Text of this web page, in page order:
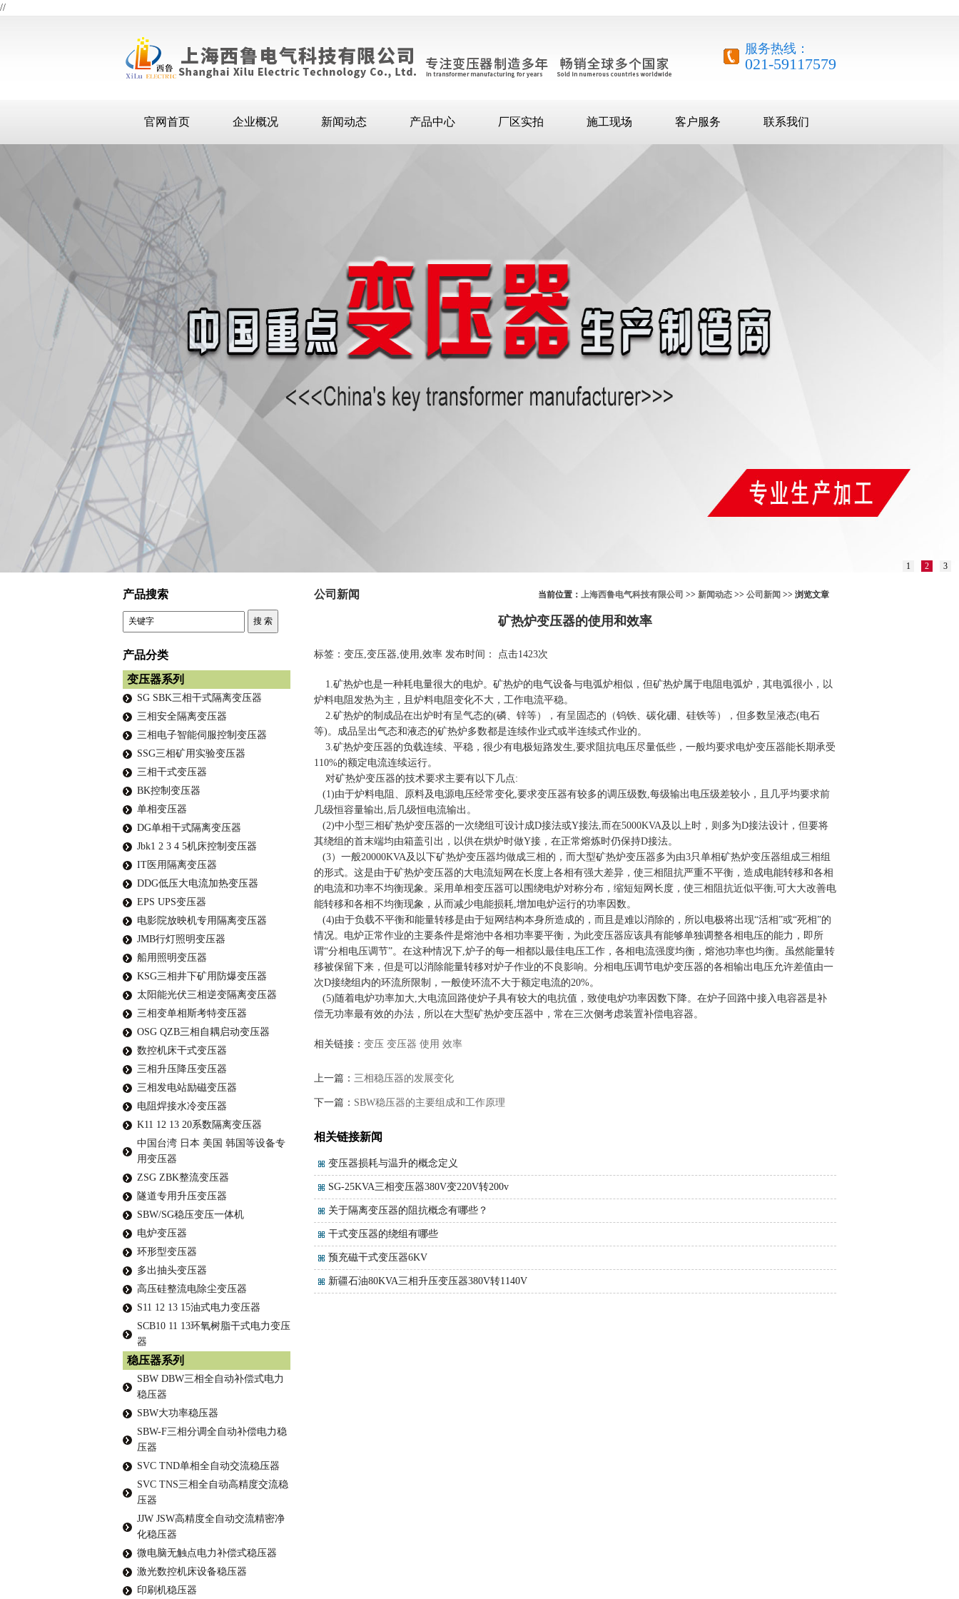
//
服务热线：
021-59117579
官网首页 企业概况 新闻动态 产品中心 厂区实拍 施工现场 客户服务 联系我们
1 2 3
当前位置： 上海西鲁电气科技有限公司 >> 新闻动态 >> 公司新闻 >> 浏览文章
公司新闻
矿热炉变压器的使用和效率
标签：变压,变压器,使用,效率 发布时间： 点击1423次
1.矿热炉也是一种耗电量很大的电炉。矿热炉的电气设备与电弧炉相似，但矿热炉属于电阻电弧炉，其电弧很小，以
炉料电阻发热为主，且炉料电阻变化不大，工作电流平稳。
2.矿热炉的制成品在出炉时有呈气态的(磷、锌等），有呈固态的（钨铁、碳化硼、硅铁等），但多数呈液态(电石
等)。成品呈出气态和液态的矿热炉多数都是连续作业式或半连续式作业的。
3.矿热炉变压器的负载连续、平稳，很少有电极短路发生,要求阻抗电压尽量低些，一般均要求电炉变压器能长期承受
110%的额定电流连续运行。
对矿热炉变压器的技术要求主要有以下几点:
(1)由于炉料电阻、原料及电源电压经常变化,要求变压器有较多的调压级数,每级输出电压级差较小，且几乎均要求前
几级恒容量输出,后几级恒电流输出。
(2)中小型三相矿热炉变压器的一次绕组可设计成D接法或Y接法,而在5000KVA及以上时，则多为D接法设计，但要将
其绕组的首末端均由箱盖引出，以供在烘炉时做Y接，在正常熔炼时仍保持D接法。
(3）一般20000KVA及以下矿热炉变压器均做成三相的，而大型矿热炉变压器多为由3只单相矿热炉变压器组成三相组
的形式。这是由于矿热炉变压器的大电流短网在长度上各相有强大差异，使三相阻抗严重不平衡，造成电能转移和各相
的电流和功率不均衡现象。采用单相变压器可以围绕电炉对称分布，缩短短网长度，使三相阻抗近似平衡,可大大改善电
能转移和各相不均衡现象，从而减少电能损耗,增加电炉运行的功率因数。
(4)由于负载不平衡和能量转移是由于短网结构本身所造成的，而且是难以消除的，所以电极将出现“活相”或“死相”的
情况。电炉正常作业的主要条件是熔池中各相功率要平衡，为此变压器应该具有能够单独调整各相电压的能力，即所
谓“分相电压调节”。在这种情况下,炉子的每一相都以最佳电压工作，各相电流强度均衡，熔池功率也均衡。虽然能量转
移被保留下来，但是可以消除能量转移对炉子作业的不良影响。分相电压调节电炉变压器的各相输出电压允许差值由一
次D接绕组内的环流所限制，一般使环流不大于额定电流的20%。
(5)随着电炉功率加大,大电流回路使炉子具有较大的电抗值，致使电炉功率因数下降。在炉子回路中接入电容器是补
偿无功率最有效的办法，所以在大型矿热炉变压器中，常在三次侧考虑装置补偿电容器。
相关链接： 变压 变压器 使用 效率
上一篇： 三相稳压器的发展变化
下一篇： SBW稳压器的主要组成和工作原理
相关链接新闻
变压器损耗与温升的概念定义
SG-25KVA三相变压器380V变220V转200v
关于隔离变压器的阻抗概念有哪些？
干式变压器的绕组有哪些
预充磁干式变压器6KV
新疆石油80KVA三相升压变压器380V转1140V
产品搜索
产品分类
变压器系列
SG SBK三相干式隔离变压器
三相安全隔离变压器
三相电子智能伺服控制变压器
SSG三相矿用实验变压器
三相干式变压器
BK控制变压器
单相变压器
DG单相干式隔离变压器
Jbk1 2 3 4 5机床控制变压器
IT医用隔离变压器
DDG低压大电流加热变压器
EPS UPS变压器
电影院放映机专用隔离变压器
JMB行灯照明变压器
船用照明变压器
KSG三相井下矿用防爆变压器
太阳能光伏三相逆变隔离变压器
三相变单相斯考特变压器
OSG QZB三相自耦启动变压器
数控机床干式变压器
三相升压降压变压器
三相发电站励磁变压器
电阻焊接水冷变压器
K11 12 13 20系数隔离变压器
中国台湾 日本 美国 韩国等设备专
用变压器
ZSG ZBK整流变压器
隧道专用升压变压器
SBW/SG稳压变压一体机
电炉变压器
环形型变压器
多出抽头变压器
高压硅整流电除尘变压器
S11 12 13 15油式电力变压器
SCB10 11 13环氧树脂干式电力变压
器
稳压器系列
SBW DBW三相全自动补偿式电力
稳压器
SBW大功率稳压器
SBW-F三相分调全自动补偿电力稳
压器
SVC TND单相全自动交流稳压器
SVC TNS三相全自动高精度交流稳
压器
JJW JSW高精度全自动交流精密净
化稳压器
微电脑无触点电力补偿式稳压器
激光数控机床设备稳压器
印刷机稳压器